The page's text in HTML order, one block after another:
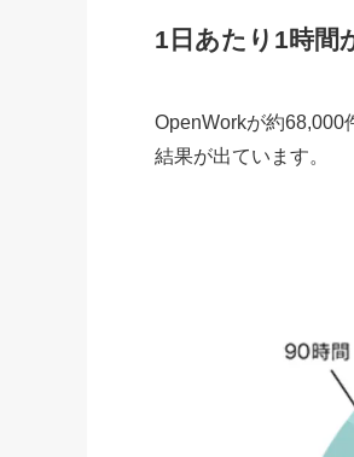
1日あたり1時間
OpenWorkが約68,000
結果が出ています。